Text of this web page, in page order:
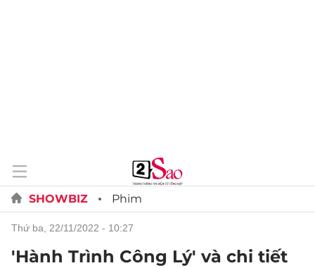
SHOWBIZ Phim
thứ ba, 22/11/2022 - 10:27
'Hành Trình Công Lý' và chi tiết